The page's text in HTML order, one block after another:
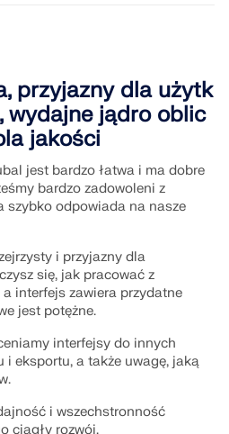
przyjazny dla użytk
wydajne jądro oblic
jakości
jest bardzo łatwa i ma dobre
bardzo zadowoleni z
szybko odpowiada na nasze
i przyjazny dla
się, jak pracować z
interfejs zawiera przydatne
jest potężne.
interfejsy do innych
i eksportu, a także uwagę, jaką
i wszechstronność
ciągły rozwój.